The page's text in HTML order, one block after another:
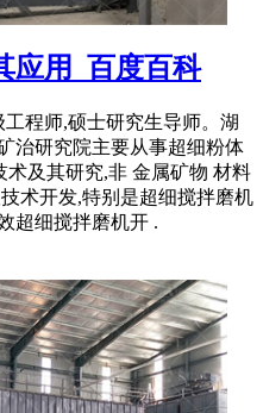
应用_百度百科
程师,硕士研究生导师。湖
治研究院主要从事超细粉体
及其研究,非 金属矿物 材料
术开发,特别是超细搅拌磨机
超细搅拌磨机开 .